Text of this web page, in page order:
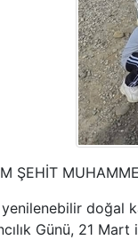
ŞEHİT
doğal
Günü, 21